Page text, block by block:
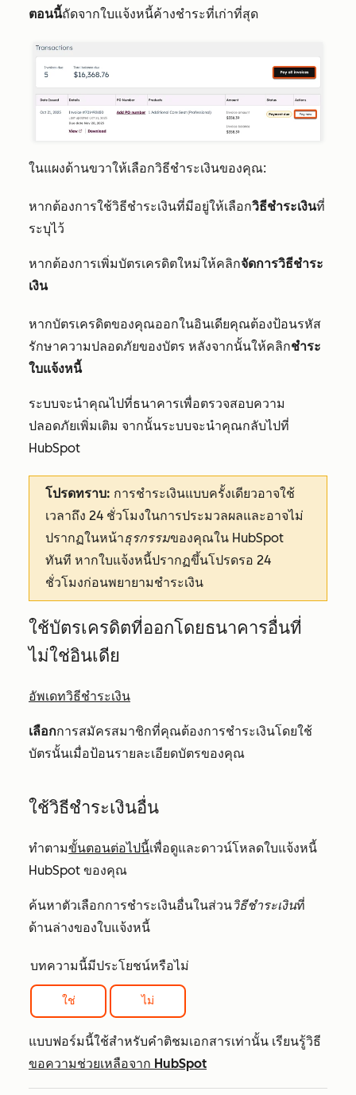
ตอนนี้ถัดจากใบแจ้งหนี้ค้างชำระที่เก่าที่สุด
ในแผงด้านขวาให้เลือกวิธีชำระเงินของคุณ:
หากต้องการใช้วิธีชำระเงินที่มีอยู่ให้เลือกวิธีชำระเงินที่
ระบุไว้
หากต้องการเพิ่มบัตรเครดิตใหม่ให้คลิกจัดการวิธีชำระ
เงิน
หากบัตรเครดิตของคุณออกในอินเดียคุณต้องป้อนรหัส
รักษาความปลอดภัยของบัตร หลังจากนั้นให้คลิกชำระ
ใบแจ้งหนี้
ระบบจะนำคุณไปที่ธนาคารเพื่อตรวจสอบความ
ปลอดภัยเพิ่มเติม จากนั้นระบบจะนำคุณกลับไปที่
HubSpot
โปรดทราบ: การชำระเงินแบบครั้งเดียวอาจใช้
เวลาถึง 24 ชั่วโมงในการประมวลผลและอาจไม่
ปรากฏในหน้าธุรกรรมของคุณใน HubSpot
ทันที หากใบแจ้งหนี้ปรากฏขึ้นโปรดรอ 24
ชั่วโมงก่อนพยายามชำระเงิน
ใช้บัตรเครดิตที่ออกโดยธนาคารอื่นที่
ไม่ใช่อินเดีย
อัพเดทวิธีชำระเงิน
เลือกการสมัครสมาชิกที่คุณต้องการชำระเงินโดยใช้
บัตรนั้นเมื่อป้อนรายละเอียดบัตรของคุณ
ใช้วิธีชำระเงินอื่น
ทำตามขั้นตอนต่อไปนี้เพื่อดูและดาวน์โหลดใบแจ้งหนี้
HubSpot ของคุณ
ค้นหาตัวเลือกการชำระเงินอื่นในส่วนวิธีชำระเงินที่
ด้านล่างของใบแจ้งหนี้
บทความนี้มีประโยชน์หรือไม่
ใช่ ไม่
แบบฟอร์มนี้ใช้สำหรับคำติชมเอกสารเท่านั้น เรียนรู้วิธี
ขอความช่วยเหลือจาก HubSpot